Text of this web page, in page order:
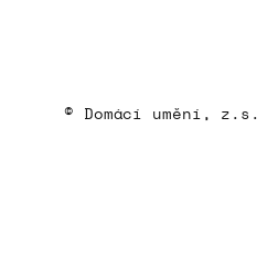
© Domácí umění, z.s.